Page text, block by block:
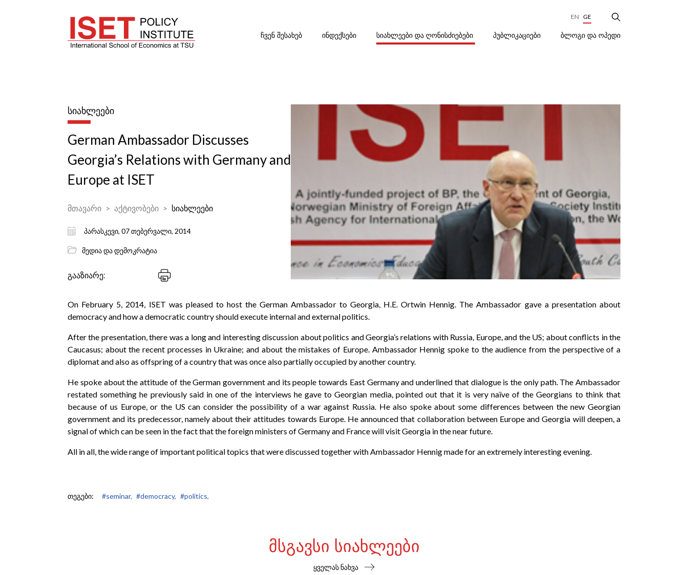
EN GE
ᲩᲕᲔᲜ ᲨᲔᲡᲐᲮᲔᲑ ᲘᲜᲓᲔᲥᲡᲔᲑᲘ ᲡᲘᲐᲮᲚᲔᲔᲑᲘ ᲓᲐ ᲦᲝᲜᲘᲡᲫᲘᲔᲑᲔᲑᲘ ᲞᲣᲑᲚᲘᲙᲐᲪᲘᲔᲑᲘ ᲑᲚᲝᲒᲘ ᲓᲐ ᲝᲞᲔᲓᲘ
ᲡᲘᲐᲮᲚᲔᲔᲑᲘ
German Ambassador Discusses
Georgia’s Relations with Germany and
Europe at ISET
მთავარი აქტივობები სიახლეები
პარასკევი, 07 თებერვალი, 2014
მედია და დემოკრატია
გააზიარე:
On February 5, 2014, ISET was pleased to host the German Ambassador to Georgia, H.E. Ortwin Hennig. The Ambassador gave a presentation about
democracy and how a democratic country should execute internal and external politics.
After the presentation, there was a long and interesting discussion about politics and Georgia’s relations with Russia, Europe, and the US; about conflicts in the
Caucasus; about the recent processes in Ukraine; and about the mistakes of Europe. Ambassador Hennig spoke to the audience from the perspective of a
diplomat and also as offspring of a country that was once also partially occupied by another country.
He spoke about the attitude of the German government and its people towards East Germany and underlined that dialogue is the only path. The Ambassador
restated something he previously said in one of the interviews he gave to Georgian media, pointed out that it is very naïve of the Georgians to think that
because of us Europe, or the US can consider the possibility of a war against Russia. He also spoke about some differences between the new Georgian
government and its predecessor, namely about their attitudes towards Europe. He announced that collaboration between Europe and Georgia will deepen, a
signal of which can be seen in the fact that the foreign ministers of Germany and France will visit Georgia in the near future.
All in all, the wide range of important political topics that were discussed together with Ambassador Hennig made for an extremely interesting evening.
თეგები: #seminar, #democracy, #politics,
ᲛᲡᲒᲐᲕᲡᲘ ᲡᲘᲐᲮᲚᲔᲔᲑᲘ
ყველას ნახვა